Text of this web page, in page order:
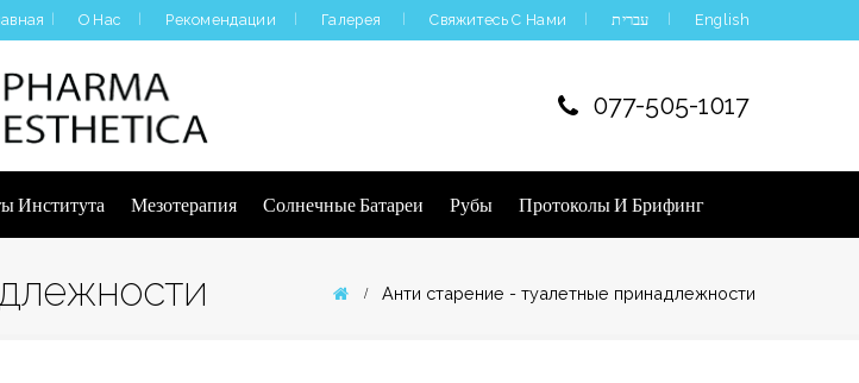
О Нас Рекомендации Галерея Свяжитесь С Нами עברית English
077-505-1017
Института Мезотерапия Солнечные Батареи Рубы Протоколы И Брифинг
Анти старение - туалетные принадлежности